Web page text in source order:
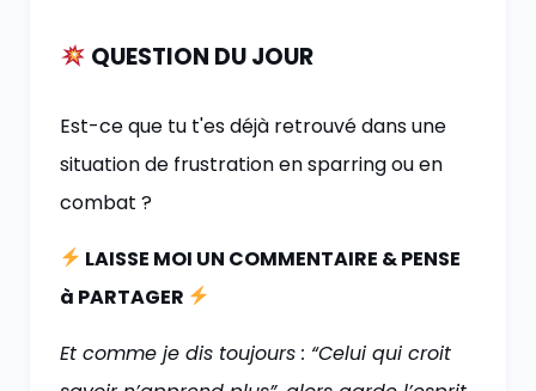
QUESTION DU JOUR
Est-ce que tu t'es déjà retrouvé dans une
situation de frustration en sparring ou en
combat ?
LAISSE MOI UN COMMENTAIRE & PENSE
à PARTAGER
Et comme je dis toujours : “Celui qui croit